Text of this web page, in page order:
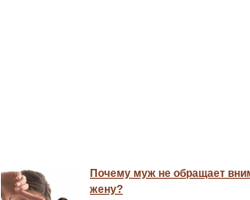
Почему муж не обращает
жену?